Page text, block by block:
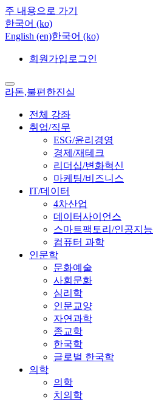
주 내용으로 가기
한국어 ‎(ko)‎
English ‎(en)‎한국어 ‎(ko)‎
회원가입 로그인
라돈,불편한진실
전체 강좌
취업/직무
ESG/윤리경영
경제/재테크
리더십/변화혁신
마케팅/비즈니스
IT/데이터
4차산업
데이터사이언스
스마트팩토리/인공지능
컴퓨터 과학
인문학
문화예술
사회문화
심리학
인문교양
자연과학
종교학
한국학
글로벌 한국학
의학
의학
치의학